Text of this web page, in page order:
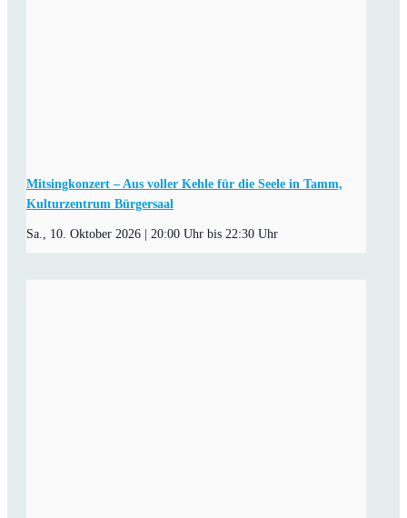
Mitsingkonzert – Aus voller Kehle für die Seele in Tamm,
Kulturzentrum Bürgersaal
Sa., 10. Oktober 2026 | 20:00 Uhr bis 22:30 Uhr